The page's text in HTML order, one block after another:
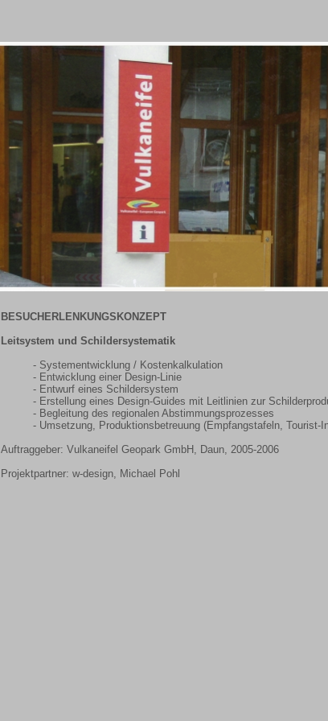
BESUCHERLENKUNGSKONZEPT
Leitsystem und Schildersystematik
- Systementwicklung / Kostenkalkulation
- Entwicklung einer Design-Linie
- Entwurf eines Schildersystem
- Erstellung eines Design-Guides mit Leitlinien zur
- Begleitung des regionalen Abstimmungsprozesses
- Umsetzung, Produktionsbetreuung (Empfangstafeln, Tourist-
Auftraggeber: Vulkaneifel Geopark GmbH, Daun, 2005-2006
Projektpartner: w-design, Michael Pohl